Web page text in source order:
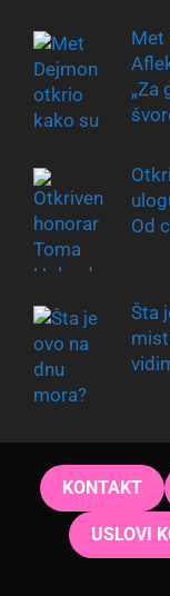
Met
„Za
Od
Šta
KONTAKT
USLOVI